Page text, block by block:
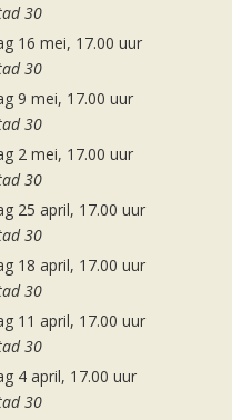
30
16 mei, 17.00 uur
30
9 mei, 17.00 uur
30
2 mei, 17.00 uur
30
25 april, 17.00 uur
30
18 april, 17.00 uur
30
11 april, 17.00 uur
30
4 april, 17.00 uur
30